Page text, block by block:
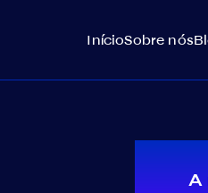
InícioSobre nós
A